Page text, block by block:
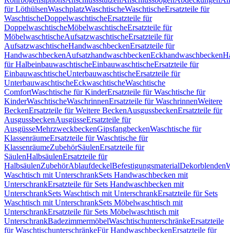
für LöthülsenWaschplatzWaschtischeWaschtischeErsatzteile für
WaschtischeDoppelwaschtischeErsatzteile für
DoppelwaschtischeMöbelwaschtischeErsatzteile für
MöbelwaschtischeAufsatzwaschtischeErsatzteile für
AufsatzwaschtischeHandwaschbeckenErsatzteile für
HandwaschbeckenAufsatzhandwaschbeckenEckhandwaschbecken
für HalbeinbauwaschtischeEinbauwaschtischeErsatzteile für
EinbauwaschtischeUnterbauwaschtischeErsatzteile für
UnterbauwaschtischeEckwaschtischeWaschtische
ComfortWaschtische für KinderErsatzteile für Waschtische für
KinderWaschtischeWaschrinnenErsatzteile für WaschrinnenWeitere
BeckenErsatzteile für Weitere BeckenAusgussbeckenErsatzteile für
AusgussbeckenAusgüsseErsatzteile für
AusgüsseMehrzweckbeckenGipsfangbeckenWaschtische für
KlassenräumeErsatzteile für Waschtische für
KlassenräumeZubehörSäulenErsatzteile für
SäulenHalbsäulenErsatzteile für
HalbsäulenZubehörAblaufdeckelBefestigungsmaterialDekorblenden
Waschtisch mit UnterschrankSets Handwaschbecken mit
UnterschrankErsatzteile für Sets Handwaschbecken mit
UnterschrankSets Waschtisch mit UnterschrankErsatzteile für Sets
Waschtisch mit UnterschrankSets Möbelwaschtisch mit
UnterschrankErsatzteile für Sets Möbelwaschtisch mit
UnterschrankBadezimmermöbelWaschtischunterschränkeErsatzteile
für WaschtischunterschränkeFür HandwaschbeckenErsatzteile für